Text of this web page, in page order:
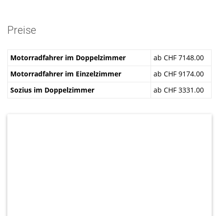
Preise
Motorradfahrer im Doppelzimmer
ab CHF 7148.00
Motorradfahrer im Einzelzimmer
ab CHF 9174.00
Sozius im Doppelzimmer
ab CHF 3331.00